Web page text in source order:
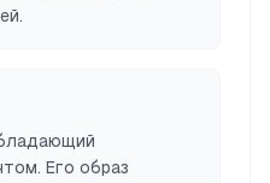
Его образ